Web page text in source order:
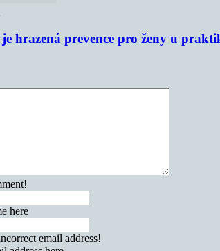
hrazená prevence pro ženy u
here
email address!